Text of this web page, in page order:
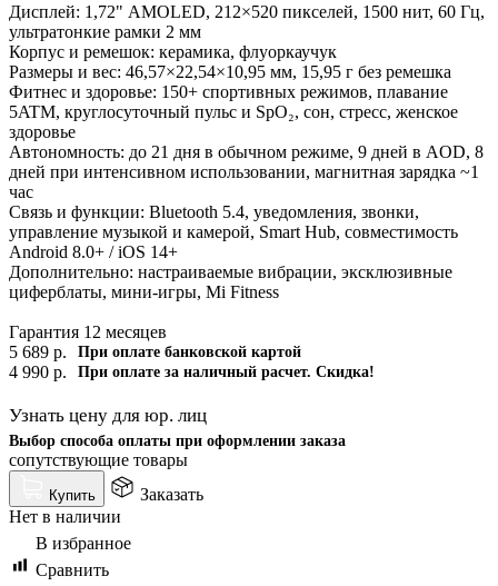
Дисплей: 1,72" AMOLED, 212×520 пикселей, 1500 нит, 60 Гц,
ультратонкие рамки 2 мм
Корпус и ремешок: керамика, флуоркаучук
Размеры и вес: 46,57×22,54×10,95 мм, 15,95 г без ремешка
Фитнес и здоровье: 150+ спортивных режимов, плавание
5ATM, круглосуточный пульс и SpO₂, сон, стресс, женское
здоровье
Автономность: до 21 дня в обычном режиме, 9 дней в AOD, 8
дней при интенсивном использовании, магнитная зарядка ~1
час
Связь и функции: Bluetooth 5.4, уведомления, звонки,
управление музыкой и камерой, Smart Hub, совместимость
Android 8.0+ / iOS 14+
Дополнительно: настраиваемые вибрации, эксклюзивные
циферблаты, мини-игры, Mi Fitness
Гарантия 12 месяцев
5 689 р. При оплате банковской картой
4 990 р. При оплате за наличный расчет. Скидка!
Узнать цену для юр. лиц
Выбор способа оплаты при оформлении заказа
сопутствующие товары
Купить
Заказать
Нет в наличии
В избранное
Сравнить